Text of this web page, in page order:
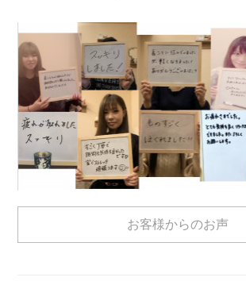
お客様からのお声